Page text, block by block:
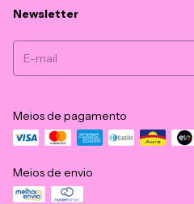
Newsletter
Meios de pagamento
Meios de envio